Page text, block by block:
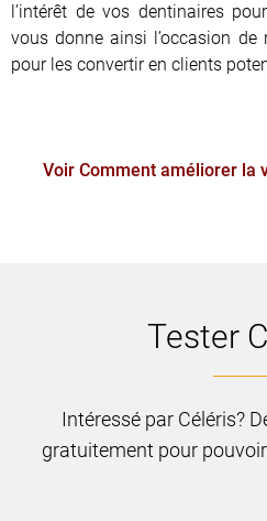
l’intérêt de vos dentinaires
vous donne ainsi l’occasion
pour les convertir en clients
Voir Comment améliorer la
Tester
Intéressé par Céléris?
gratuitement pour